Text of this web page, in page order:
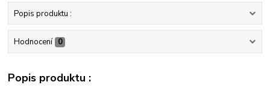
Popis produktu :
Hodnocení 0
Popis produktu :